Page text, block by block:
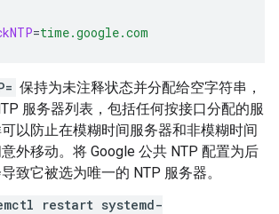
=time.google.com
保持为未注释状态并分配给空字符串，
服务器列表，包括任何按接口分配的服
以防止在模糊时间服务器和非模糊时间
外移动。将 Google 公共 NTP 配置为后
致它被选为唯一的 NTP 服务器。
restart systemd-